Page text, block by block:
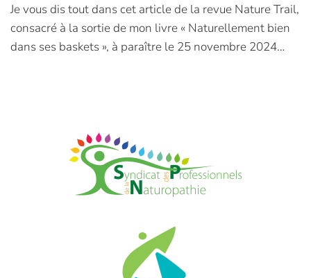
Je vous dis tout dans cet article de la revue Nature Trail,
consacré à la sortie de mon livre « Naturellement bien
dans ses baskets », à paraître le 25 novembre 2024…